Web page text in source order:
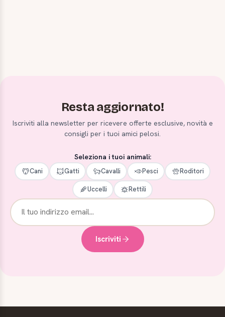
Resta aggiornato!
Iscriviti alla newsletter per ricevere offerte esclusive, novità e
consigli per i tuoi amici pelosi.
Seleziona i tuoi animali:
Cani Gatti Cavalli Pesci Roditori
Uccelli Rettili
Iscriviti